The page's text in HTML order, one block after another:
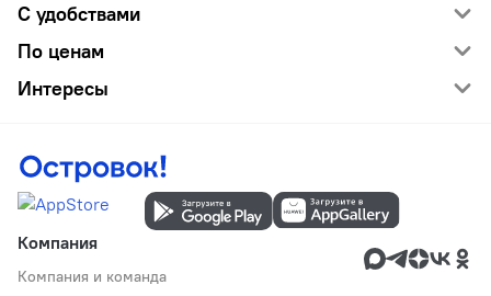
С удобствами
По ценам
Интересы
Компания
Компания и команда